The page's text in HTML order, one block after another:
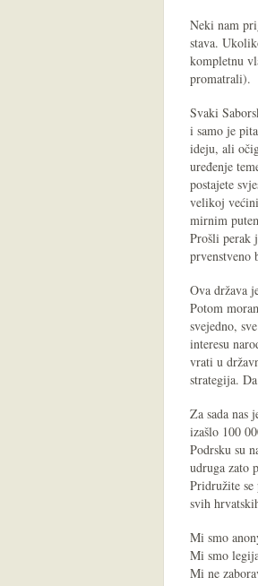
Neki nam
stava.
kompletnu
promatrali).
Svaki
i samo je
ideju, ali
uređenje
postajete
velikoj
mirnim
Prošli perak
prvenstveno
Ova država
Potom
svejedno,
interesu
vrati u
strategija.
Za sada nas
izašlo 100
Podrsku su
udruga zato
Pridružite se
svih
Mi smo
Mi smo
Mi ne